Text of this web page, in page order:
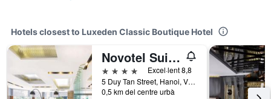
Hotels closest to Luxeden Classic Boutique Hotel
Novotel Suites Hanoi
4 estrelles
Excel·lent 8,8
5 Duy Tan Street, Hanoi, Vietnam
0,5 km del centre urbà